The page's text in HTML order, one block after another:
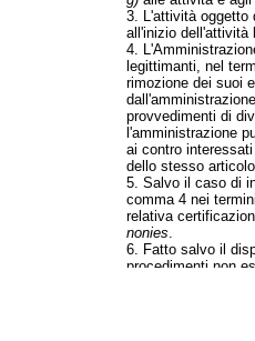
3. L'attività oggetto
all'inizio dell'attività
4.
legittimanti, nel
rimozione dei suoi
provvedimenti di
l'amministrazione
ai contro
dello stesso articolo.
5. Salvo il caso di
comma 4 nei
relativa
nonies
6. Fatto salvo il
procedimenti non